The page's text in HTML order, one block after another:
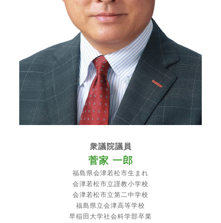
衆議院議員
菅家 一郎
福島県会津若松市生まれ
会津若松市立謹教小学校
会津若松市立第二中学校
福島県立会津高等学校
早稲田大学社会科学部卒業